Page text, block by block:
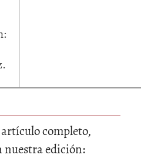
artículo completo,
nuestra edición: